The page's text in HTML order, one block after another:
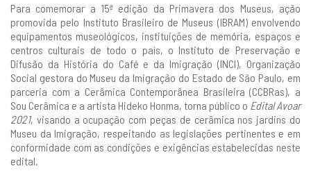
Para comemorar a 15ª edição da Primavera dos Museus, ação
promovida pelo Instituto Brasileiro de Museus (IBRAM) envolvendo
equipamentos museológicos, instituições de memória, espaços e
centros culturais de todo o país, o Instituto de Preservação e
Difusão da História do Café e da Imigração (INCI), Organização
Social gestora do Museu da Imigração do Estado de São Paulo, em
parceria com a Cerâmica Contemporânea Brasileira (CCBRas), a
Sou Cerâmica e a artista Hideko Honma, torna público o Edital Avoar
2021, visando a ocupação com peças de cerâmica nos jardins do
Museu da Imigração, respeitando as legislações pertinentes e em
conformidade com as condições e exigências estabelecidas neste
edital.